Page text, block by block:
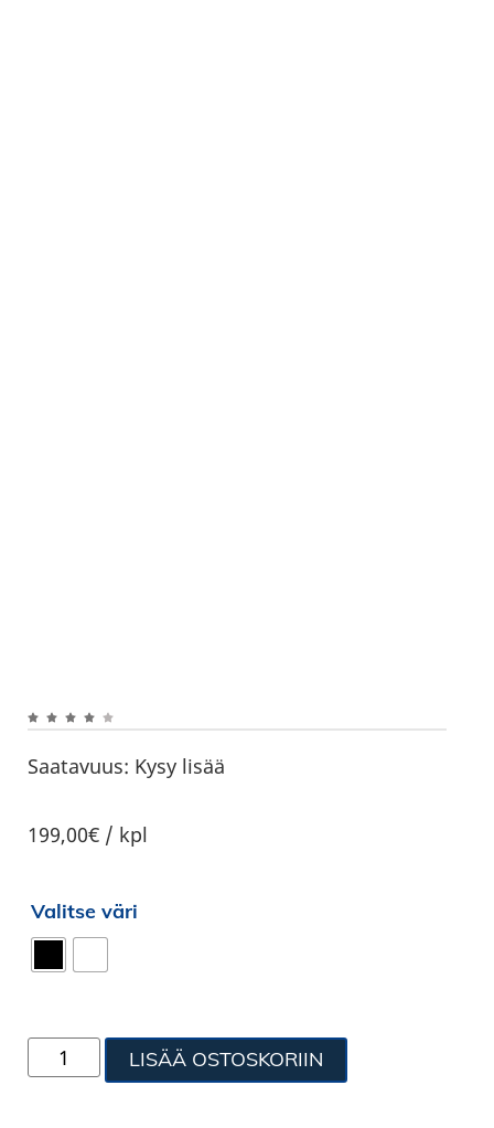
Saatavuus: Kysy lisää
199,00€ / kpl
Valitse väri
LISÄÄ OSTOSKORIIN